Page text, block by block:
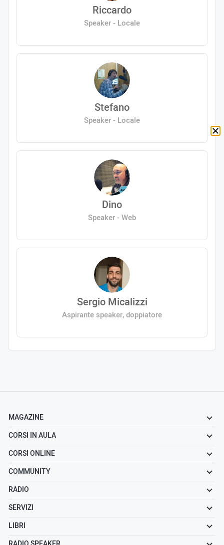
Riccardo
Speaker - Locale
Stefano
Speaker - Locale
Dino
Speaker - Web
Sergio Micalizzi
Aspirante speaker, doppiatore
MAGAZINE
CORSI IN AULA
CORSI ONLINE
COMMUNITY
RADIO
SERVIZI
LIBRI